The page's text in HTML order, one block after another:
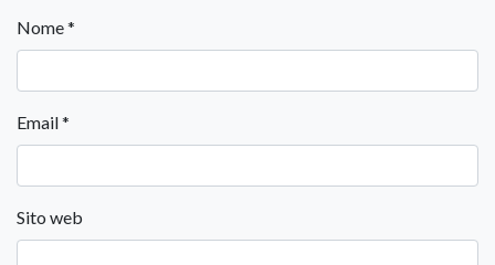
Nome*
Email*
Sito web